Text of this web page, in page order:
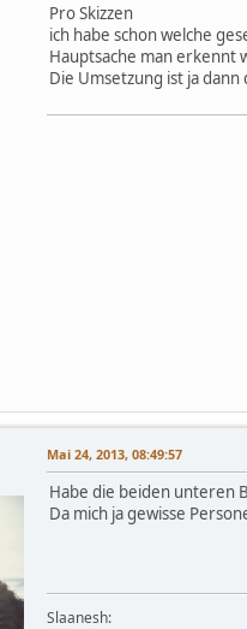
Pro Skizzen
ich habe schon welche
Hauptsache man erkennt
Die Umsetzung ist ja dann
Mai 24, 2013, 08:49:57
Habe die beiden unteren
Da mich ja gewisse
Slaanesh: